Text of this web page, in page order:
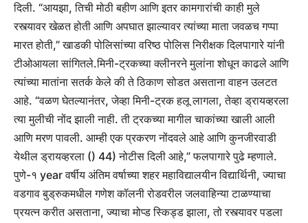
दिली. “आयझा, तिची मोठी बहीण आणि इतर कामगारांची काही मुले
रस्त्यावर खेळत होती आणि अपघात झाल्यावर त्यांच्या माता जवळच गप्पा
मारत होती,” खाडकी पोलिसांच्या वरिष्ठ पोलिस निरीक्षक दिलपागारे यांनी
टीओआयला सांगितले.मिनी-ट्रकच्या क्लीनरने मुलांना शोधून काढले आणि
त्यांच्या मातांना सतर्क केले की ते ठिकाण सोडत असताना वाहन उलटत
आहे. “वळण घेतल्यानंतर, जेव्हा मिनी-ट्रक हलू लागला, तेव्हा ड्रायव्हरला
त्या मुलीची नोंद झाली नाही. ती ट्रकच्या मागील चाकांच्या खाली आली
आणि मरण पावली. आम्ही एक प्रकरण नोंदवले आहे आणि कुनजीरवाडी
येथील ड्रायव्हरला () 44) नोटीस दिली आहे,” फलपागारे पुढे म्हणाले.
पुणे-१ year वर्षीय अंतिम वर्षाच्या शहर महाविद्यालयीन विद्यार्थिनी, ज्याचा
वडगाव बुड्रुकमधील गणेश कॉलनी रोडवरील जलवाहिन्या टाळण्याचा
प्रयत्न करीत असताना, ज्याचा मोप्ड स्किड्ड झाला, तो रस्त्यावर पडला